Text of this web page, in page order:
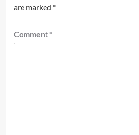
are marked *
Comment *